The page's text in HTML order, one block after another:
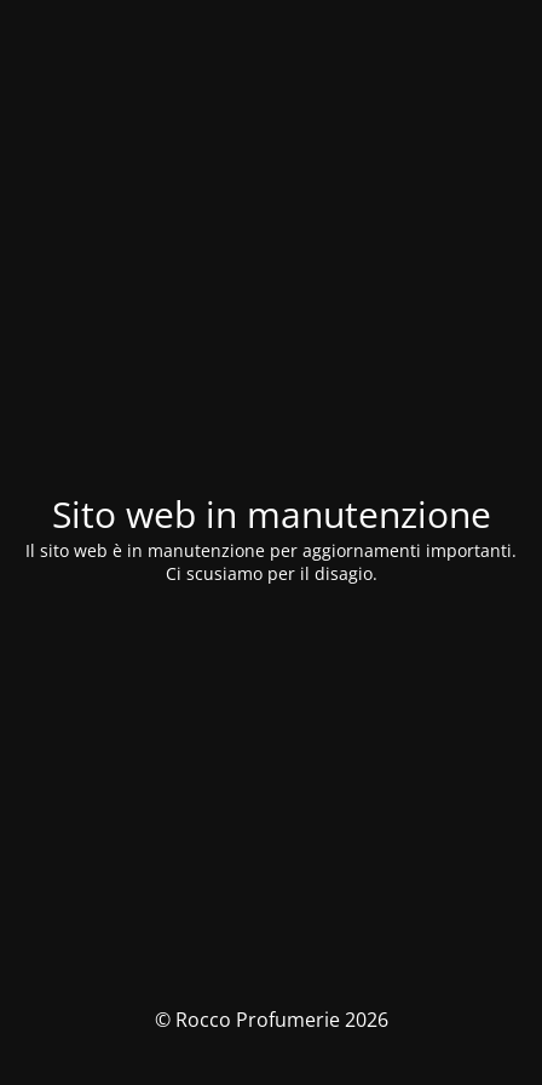
Sito web in manutenzione
Il sito web è in manutenzione per aggiornamenti importanti.
Ci scusiamo per il disagio.
© Rocco Profumerie 2026